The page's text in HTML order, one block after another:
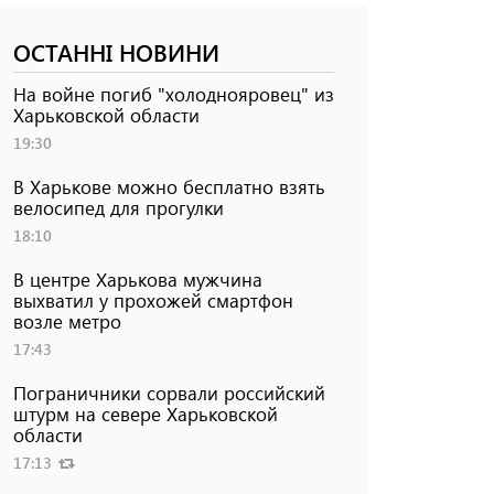
ОСТАННІ НОВИНИ
На войне погиб "холоднояровец" из
Харьковской области
19:30
В Харькове можно бесплатно взять
велосипед для прогулки
18:10
В центре Харькова мужчина
выхватил у прохожей смартфон
возле метро
17:43
Пограничники сорвали российский
штурм на севере Харьковской
области
17:13